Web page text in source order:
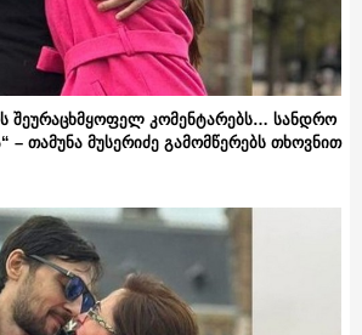
შეურაცხმყოფელ კომენტარებს… სანდრო
– თამუნა მუსერიძე გამომწერებს თხოვნით